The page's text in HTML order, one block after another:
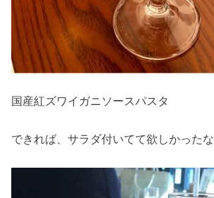
国産紅ズワイガニソースパスタ
できれば、サラダ付いてて欲しかったな